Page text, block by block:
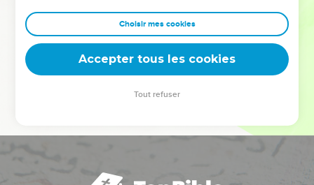
clés pour avancer avec plus de sagesse afin que leurs erreurs
deviennent vos tremplins. Que vous guidiez un ministère, une
équipe, un groupe ou une famille, leur expérience est faite
Choisir mes cookies
Accepter tous les cookies
Tout refuser